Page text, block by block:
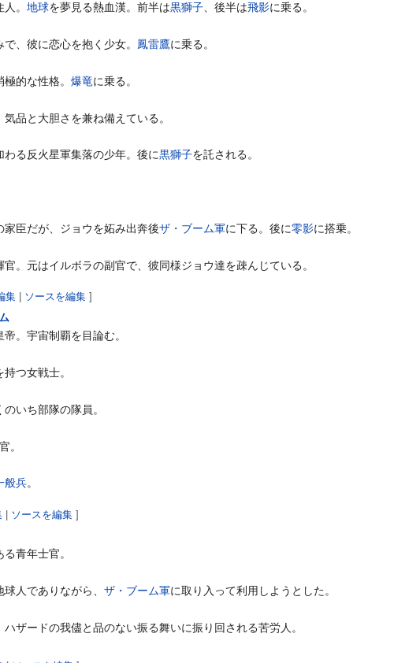
人。地球を夢見る熱血漢。前半は黒獅子、後半は飛影に乗る。
、彼に恋心を抱く少女。 鳳雷鷹に乗る。
極的な性格。爆竜に乗る。
品と大胆さを兼ね備えている。
わる反火星軍集落の少年。後に黒獅子を託される。
家臣だが、ジョウを妬み出奔後ザ・ブーム軍に下る。後に零影に搭乗。
官。元はイルボラの副官で、彼同様ジョウ達を疎んじている。
集 ソースを編集 ]
帝。宇宙制覇を目論む。
持つ女戦士。
いち部隊の隊員。
。
般兵。
ソースを編集 ]
青年士官。
球人でありながら、ザ・ブーム軍に取り入って利用しようとした。
ザードの我儘と品のない振る舞いに振り回される苦労人。